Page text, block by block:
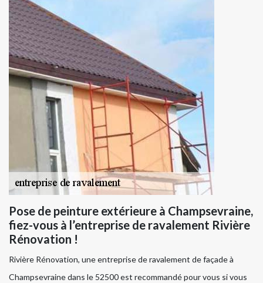
Pose de peinture extérieure à Champsevraine,
fiez-vous à l’entreprise de ravalement Rivière
Rénovation !
Rivière Rénovation, une entreprise de ravalement de façade à
Champsevraine dans le 52500 est recommandé pour vous si vous